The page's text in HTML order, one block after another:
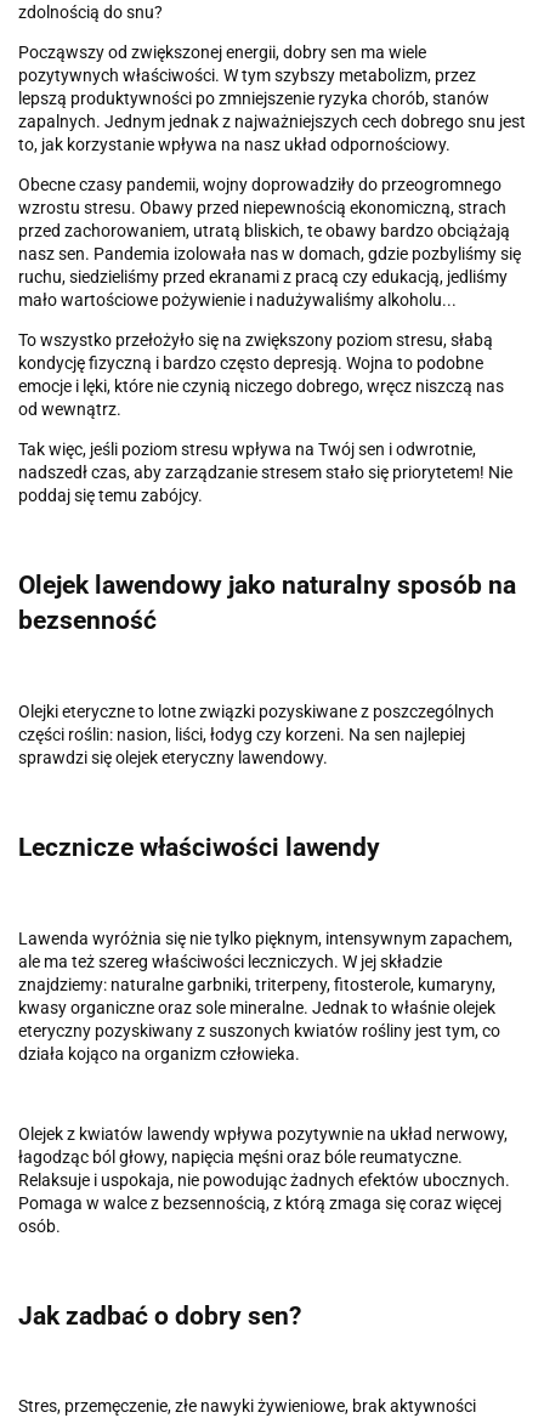
zdolnością do snu?
Począwszy od zwiększonej energii, dobry sen ma wiele
pozytywnych właściwości. W tym szybszy metabolizm, przez
lepszą produktywności po zmniejszenie ryzyka chorób, stanów
zapalnych. Jednym jednak z najważniejszych cech dobrego snu jest
to, jak korzystanie wpływa na nasz układ odpornościowy.
Obecne czasy pandemii, wojny doprowadziły do przeogromnego
wzrostu stresu. Obawy przed niepewnością ekonomiczną, strach
przed zachorowaniem, utratą bliskich, te obawy bardzo obciążają
nasz sen. Pandemia izolowała nas w domach, gdzie pozbyliśmy się
ruchu, siedzieliśmy przed ekranami z pracą czy edukacją, jedliśmy
mało wartościowe pożywienie i nadużywaliśmy alkoholu...
To wszystko przełożyło się na zwiększony poziom stresu, słabą
kondycję fizyczną i bardzo często depresją. Wojna to podobne
emocje i lęki, które nie czynią niczego dobrego, wręcz niszczą nas
od wewnątrz.
Tak więc, jeśli poziom stresu wpływa na Twój sen i odwrotnie,
nadszedł czas, aby zarządzanie stresem stało się priorytetem! Nie
poddaj się temu zabójcy.
Olejek lawendowy jako naturalny sposób na
bezsenność
Olejki eteryczne to lotne związki pozyskiwane z poszczególnych
części roślin: nasion, liści, łodyg czy korzeni. Na sen najlepiej
sprawdzi się olejek eteryczny lawendowy.
Lecznicze właściwości lawendy
Lawenda wyróżnia się nie tylko pięknym, intensywnym zapachem,
ale ma też szereg właściwości leczniczych. W jej składzie
znajdziemy: naturalne garbniki, triterpeny, fitosterole, kumaryny,
kwasy organiczne oraz sole mineralne. Jednak to właśnie olejek
eteryczny pozyskiwany z suszonych kwiatów rośliny jest tym, co
działa kojąco na organizm człowieka.
Olejek z kwiatów lawendy wpływa pozytywnie na układ nerwowy,
łagodząc ból głowy, napięcia męśni oraz bóle reumatyczne.
Relaksuje i uspokaja, nie powodując żadnych efektów ubocznych.
Pomaga w walce z bezsennością, z którą zmaga się coraz więcej
osób.
Jak zadbać o dobry sen?
Stres, przemęczenie, złe nawyki żywieniowe, brak aktywności